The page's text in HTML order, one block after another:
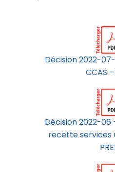
Décision 2022-
CCAS
Décision 2022-
recette services